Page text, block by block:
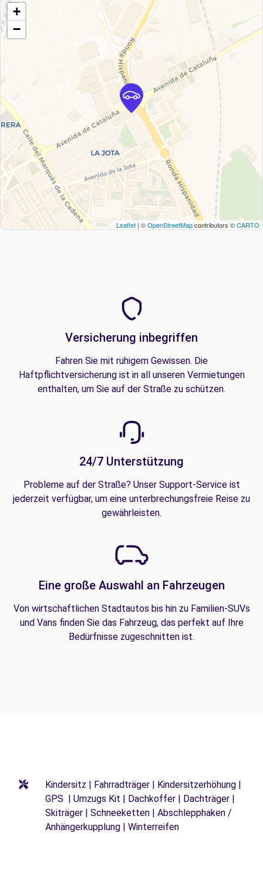
+
−
Leaflet | ©OpenStreetMapcontributors ©CARTO
Versicherung inbegriffen
Fahren Sie mit ruhigem Gewissen. Die
Haftpflichtversicherung ist in all unseren Vermietungen
enthalten, um Sie auf der Straße zu schützen.
24/7 Unterstützung
Probleme auf der Straße? Unser Support-Service ist
jederzeit verfügbar, um eine unterbrechungsfreie Reise zu
gewährleisten.
Eine große Auswahl an Fahrzeugen
Von wirtschaftlichen Stadtautos bis hin zu Familien-SUVs
und Vans finden Sie das Fahrzeug, das perfekt auf Ihre
Bedürfnisse zugeschnitten ist.
Kindersitz | Fahrradträger | Kindersitzerhöhung |
GPS | Umzugs Kit | Dachkoffer | Dachträger |
Skiträger | Schneeketten | Abschlepphaken /
Anhängerkupplung | Winterreifen